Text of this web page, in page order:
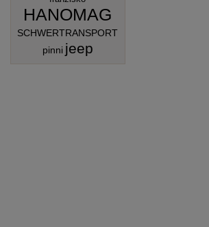
HANOMAG
SCHWERTRANSPORT
pinni jeep